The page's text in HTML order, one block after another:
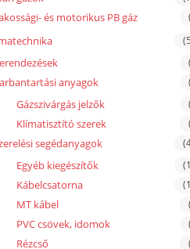
és motorikus PB gáz
anyagok
Gázszivárgás jelzők
Klímatisztító szerek
segédanyagok
Egyéb kiegészítők
Kábelcsatorna
MT kábel
PVC csövek, idomok
Rézcső